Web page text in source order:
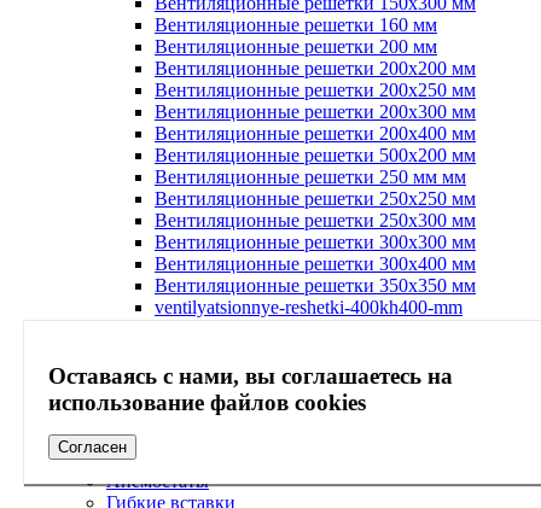
Оставаясь с нами, вы соглашаетесь на
использование файлов cookies
Согласен
Вентиляционные решетки 160 мм
Вентиляционные решетки 200 мм
Вентиляционные решетки 200х200 мм
Вентиляционные решетки 200х250 мм
Вентиляционные решетки 200х300 мм
Вентиляционные решетки 200х400 мм
Вентиляционные решетки 500х200 мм
Вентиляционные решетки 250 мм мм
Вентиляционные решетки 250х250 мм
Вентиляционные решетки 250х300 мм
Вентиляционные решетки 300х300 мм
Вентиляционные решетки 300х400 мм
Вентиляционные решетки 350х350 мм
ventilyatsionnye-reshetki-400kh400-mm
Вентиляционные решетки 550х550 мм
Вентиляционные решетки 600х600 мм
Вентиляционные решетки 800х800 мм
Дроссель клапаны
Фланцы
Анемостаты
Гибкие вставки